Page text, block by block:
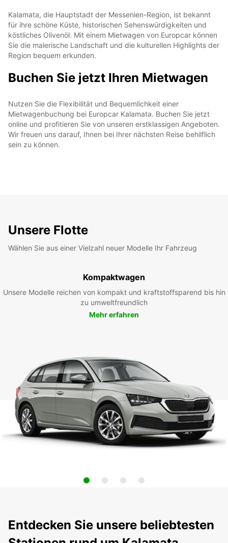
Kalamata, die Hauptstadt der Messenien-Region, ist bekannt
für ihre schöne Küste, historischen Sehenswürdigkeiten und
köstliches Olivenöl. Mit einem Mietwagen von Europcar können
Sie die malerische Landschaft und die kulturellen Highlights der
Region bequem erkunden.
Buchen Sie jetzt Ihren Mietwagen
Nutzen Sie die Flexibilität und Bequemlichkeit einer
Mietwagenbuchung bei Europcar Kalamata. Buchen Sie jetzt
online und profitieren Sie von unseren erstklassigen Angeboten.
Wir freuen uns darauf, Ihnen bei Ihrer nächsten Reise behilflich
sein zu können.
Unsere Flotte
Wählen Sie aus einer Vielzahl neuer Modelle Ihr Fahrzeug
Kompaktwagen
Unsere Modelle reichen von kompakt und kraftstoffsparend bis hin
zu umweltfreundlich
Mehr erfahren
Entdecken Sie unsere beliebtesten